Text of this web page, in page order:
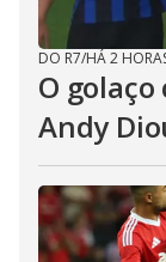
DO R7/HÁ 2
O
Andy